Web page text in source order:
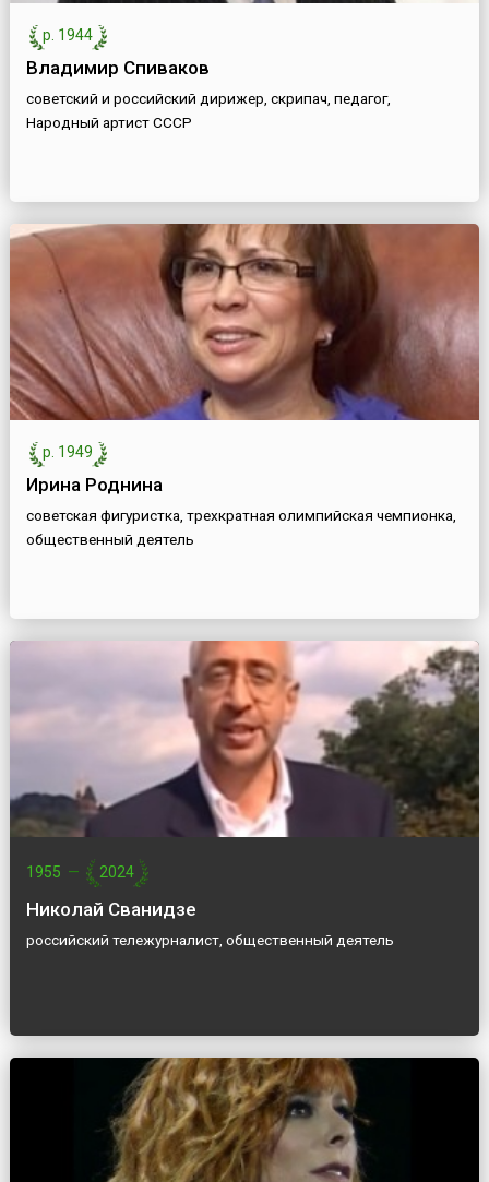
р. 1944
Владимир Спиваков
советский и российский дирижер, скрипач, педагог,
Народный артист СССР
р. 1949
Ирина Роднина
советская фигуристка, трехкратная олимпийская чемпионка,
общественный деятель
1955 — 2024
Николай Сванидзе
российский тележурналист, общественный деятель